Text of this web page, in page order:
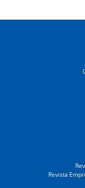
Revista